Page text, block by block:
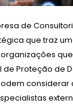
de
que traz
de Proteção de
considerar